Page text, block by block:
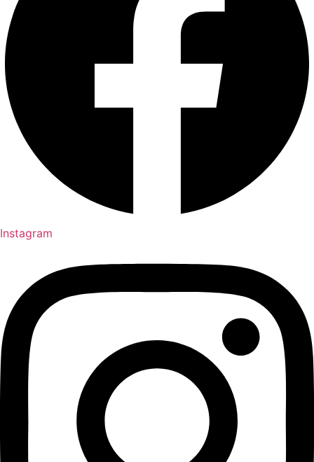
Instagram